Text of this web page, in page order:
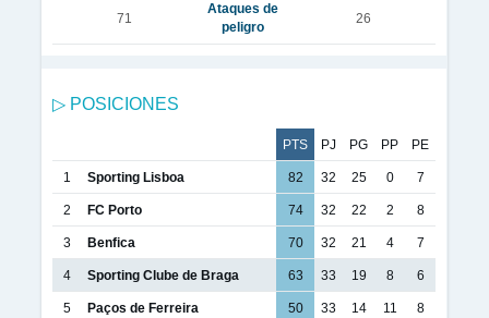
71
Ataques de
peligro
26
▷ POSICIONES
PTS PJ PG PP PE
1 Sporting Lisboa 82 32 25 0 7
2 FC Porto 74 32 22 2 8
3 Benfica 70 32 21 4 7
4 Sporting Clube de Braga 63 33 19 8 6
5 Paços de Ferreira 50 33 14 11 8